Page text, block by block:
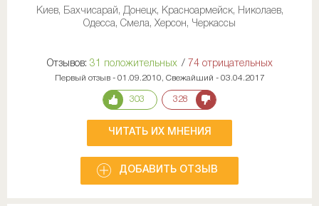
Киев, Бахчисарай, Донецк, Красноармейск, Николаев,
Одесса, Смела, Херсон, Черкассы
Отзывов: 31 положительных / 74 отрицательных
Первый отзыв - 01.09.2010, Свежайший - 03.04.2017
303 328
ЧИТАТЬ ИХ МНЕНИЯ
ДОБАВИТЬ ОТЗЫВ